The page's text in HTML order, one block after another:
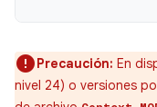
Precaución: En
nivel 24) o versiones